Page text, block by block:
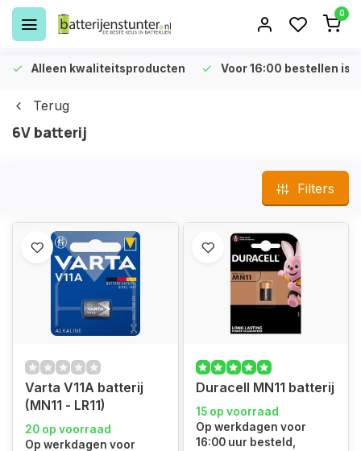
0
Alleen kwaliteitsproducten Voor 16:00 bestellen is
Terug
6V batterij
Filters
Varta V11A batterij
(MN11 - LR11)
20 op voorraad
Op werkdagen voor
Duracell MN11 batterij
15 op voorraad
Op werkdagen voor
16:00 uur besteld,